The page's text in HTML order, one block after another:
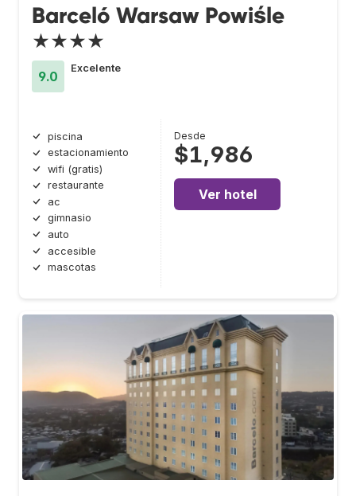
Barceló Warsaw Powiśle
★★★★
9.0
Excelente
piscina
estacionamiento
wifi (gratis)
restaurante
ac
gimnasio
auto
accesible
mascotas
Desde
$1,986
Ver hotel